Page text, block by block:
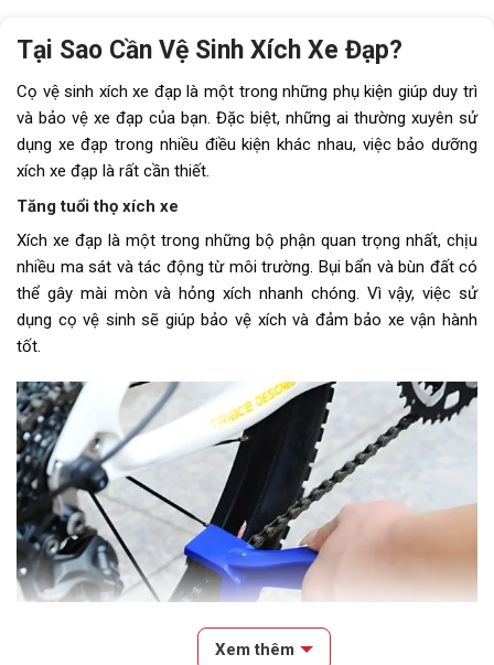
Tại Sao Cần Vệ Sinh Xích Xe Đạp?
Cọ vệ sinh xích xe đạp là một trong những phụ kiện giúp duy trì
và bảo vệ xe đạp của bạn. Đặc biệt, những ai thường xuyên sử
dụng xe đạp trong nhiều điều kiện khác nhau, việc bảo dưỡng
xích xe đạp là rất cần thiết.
Tăng tuổi thọ xích xe
Xích xe đạp là một trong những bộ phận quan trọng nhất, chịu
nhiều ma sát và tác động từ môi trường. Bụi bẩn và bùn đất có
thể gây mài mòn và hỏng xích nhanh chóng. Vì vậy, việc sử
dụng cọ vệ sinh sẽ giúp bảo vệ xích và đảm bảo xe vận hành
tốt.
Xem thêm